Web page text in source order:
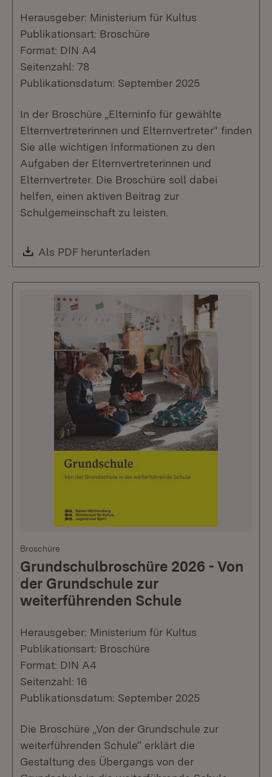
Herausgeber: Ministerium für Kultus
Publikationsart: Broschüre
Format: DIN A4
Seitenzahl: 78
Publikationsdatum: September 2025
In der Broschüre „Elterninfo für gewählte
Elternvertreterinnen und Elternvertreter“ finden
Sie alle wichtigen Informationen zu den
Aufgaben der Elternvertreterinnen und
Elternvertreter. Die Broschüre soll dabei
helfen, einen aktiven Beitrag zur
Schulgemeinschaft zu leisten.
Download:
Als PDF herunterladen
Broschüre
Grundschulbroschüre 2026 - Von
der Grundschule zur
weiterführenden Schule
Herausgeber: Ministerium für Kultus
Publikationsart: Broschüre
Format: DIN A4
Seitenzahl: 16
Publikationsdatum: September 2025
Die Broschüre „Von der Grundschule zur
weiterführenden Schule“ erklärt die
Gestaltung des Übergangs von der